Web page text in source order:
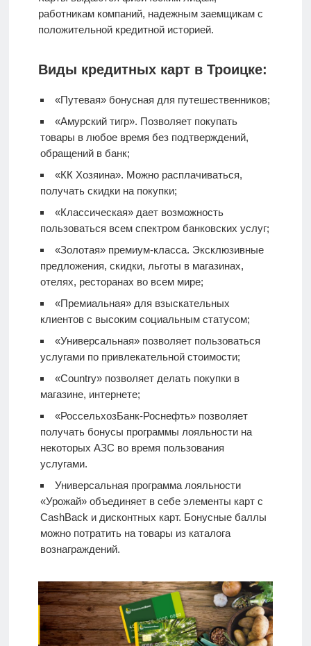
работникам компаний, надежным заемщикам с
положительной кредитной историей.
Виды кредитных карт в Троицке:
«Путевая» бонусная для путешественников;
«Амурский тигр». Позволяет покупать
товары в любое время без подтверждений,
обращений в банк;
«КК Хозяина». Можно расплачиваться,
получать скидки на покупки;
«Классическая» дает возможность
пользоваться всем спектром банковских услуг;
«Золотая» премиум-класса. Эксклюзивные
предложения, скидки, льготы в магазинах,
отелях, ресторанах во всем мире;
«Премиальная» для взыскательных
клиентов с высоким социальным статусом;
«Универсальная» позволяет пользоваться
услугами по привлекательной стоимости;
«Country» позволяет делать покупки в
магазине, интернете;
«РоссельхозБанк-Роснефть» позволяет
получать бонусы программы лояльности на
некоторых АЗС во время пользования
услугами.
Универсальная программа лояльности
«Урожай» объединяет в себе элементы карт с
CashBack и дисконтных карт. Бонусные баллы
можно потратить на товары из каталога
вознаграждений.